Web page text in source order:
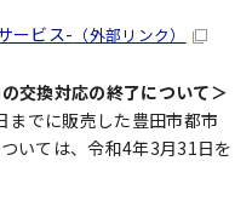
ービス- （外部リンク）
交換対応の終了について＞
でに販売した豊田市都市
いては、令和4年3月31日を